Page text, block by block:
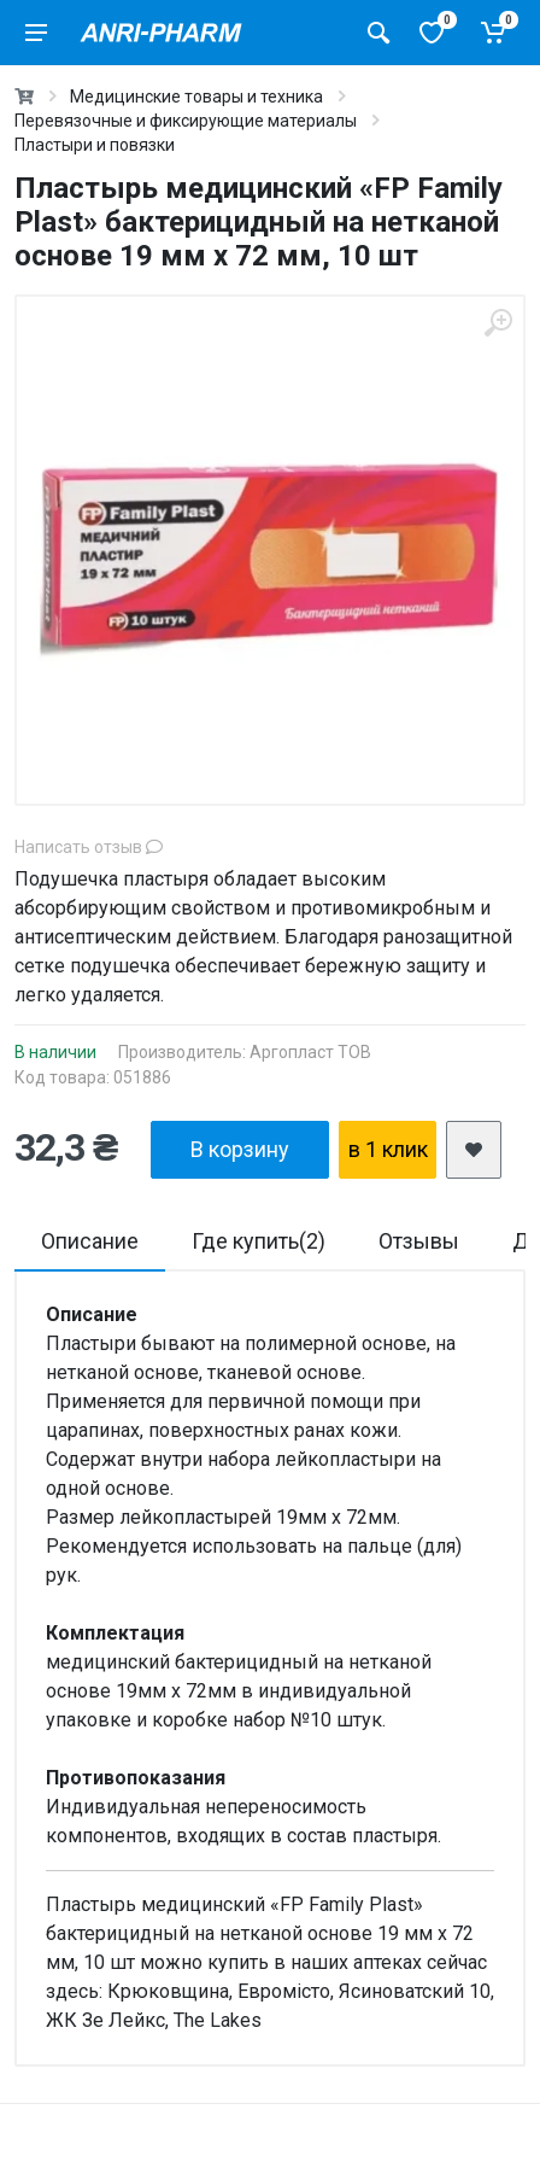
0 0
Медицинские товары и техника
Перевязочные и фиксирующие материалы
Пластыри и повязки
Пластырь медицинский «FP Family
Plast» бактерицидный на нетканой
основе 19 мм х 72 мм, 10 шт
Написать отзыв
Подушечка пластыря обладает высоким
абсорбирующим свойством и противомикробным и
антисептическим действием. Благодаря ранозащитной
сетке подушечка обеспечивает бережную защиту и
легко удаляется.
В наличии Производитель: Аргопласт ТОВ
Код товара: 051886
32,3 ₴ В корзину в 1 клик
Описание Где купить(2) Отзывы
Описание
Пластыри бывают на полимерной основе, на
нетканой основе, тканевой основе.
Применяется для первичной помощи при
царапинах, поверхностных ранах кожи.
Содержат внутри набора лейкопластыри на
одной основе.
Размер лейкопластырей 19мм х 72мм.
Рекомендуется использовать на пальце (для)
рук.
Комплектация
медицинский бактерицидный на нетканой
основе 19мм х 72мм в индивидуальной
упаковке и коробке набор №10 штук.
Противопоказания
Индивидуальная непереносимость
компонентов, входящих в состав пластыря.
Пластырь медицинский «FP Family Plast»
бактерицидный на нетканой основе 19 мм х 72
мм, 10 шт можно купить в наших аптеках сейчас
здесь: Крюковщина, Евромісто, Ясиноватский 10,
ЖК Зе Лейкс, The Lakes